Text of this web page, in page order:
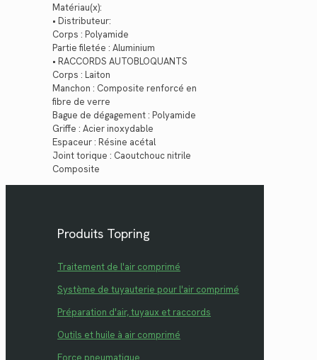
Matériau(x):
• Distributeur:
Corps : Polyamide
Partie filetée : Aluminium
• RACCORDS AUTOBLOQUANTS
Corps : Laiton
Manchon : Composite renforcé en
fibre de verre
Bague de dégagement : Polyamide
Griffe : Acier inoxydable
Espaceur : Résine acétal
Joint torique : Caoutchouc nitrile
Composite
Produits Topring
Traitement de l'air comprimé
Système de tuyauterie pour l'air comprimé
Préparation d'air, tuyaux et raccords
Outils et huile à air comprimé
Force pneumatique